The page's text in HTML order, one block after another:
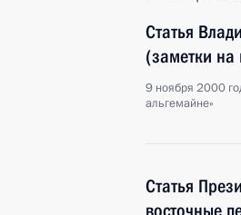
Статья
(заметки на
9 ноября 2000
альгемайне»
Статья
восточные